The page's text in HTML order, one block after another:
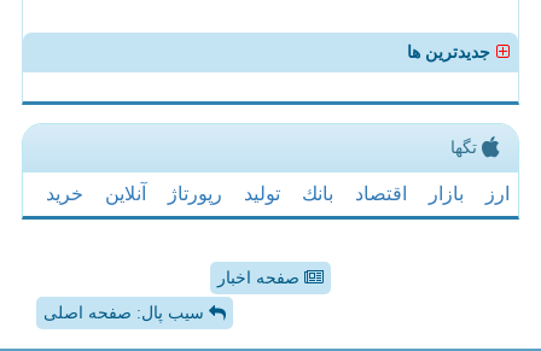
جدیدترین ها
تگها
ارز بازار اقتصاد بانك تولید رپورتاژ آنلاین خرید
صفحه اخبار
سیب پال: صفحه اصلی